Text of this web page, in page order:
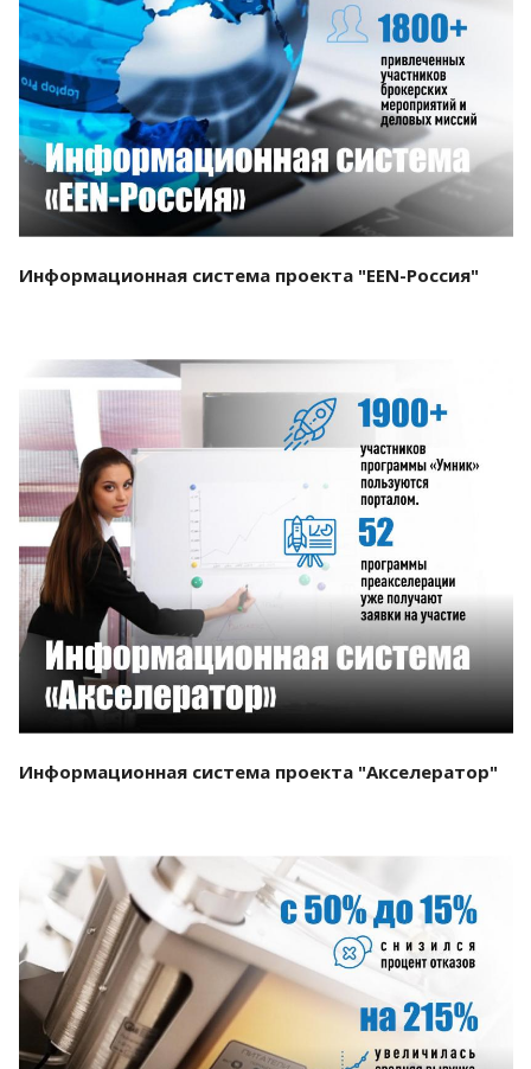
Смотреть проект
Информационная система проекта "EEN-Россия"
Смотреть проект
Информационная система проекта "Акселератор"
Смотреть проект